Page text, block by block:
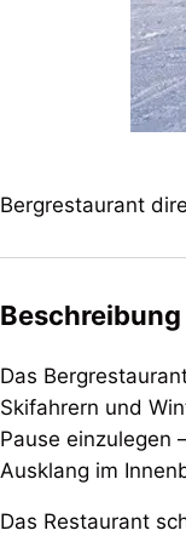
Bergrestaurant
Beschreibung
Das
Skifahrern und
Pause einzulegen
Ausklang im
Das Restaurant